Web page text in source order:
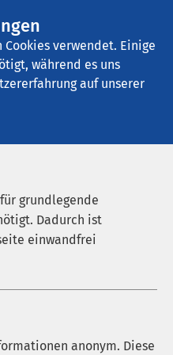
verwendet. Einige
während es uns
auf unserer
grundlegende
Dadurch ist
einwandfrei
anonym. Diese
Datum bis: